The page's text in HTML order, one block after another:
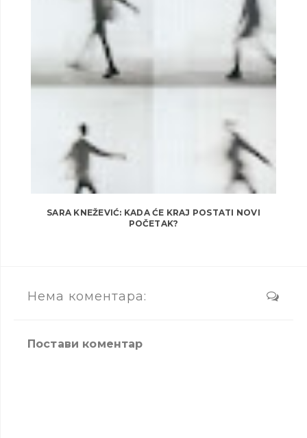
SARA KNEŽEVIĆ: KADA ĆE KRAJ POSTATI NOVI
POČETAK?
Нема коментара:
Постави коментар